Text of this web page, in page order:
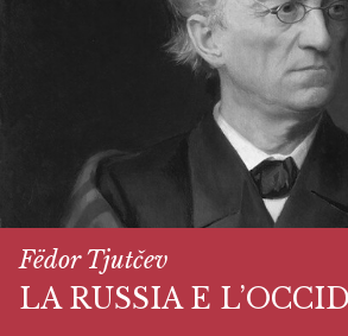
Fëdor Tjutčev
LA RUSSIA E